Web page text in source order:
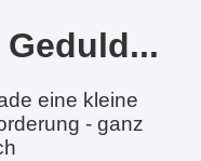
eine kleine
- ganz